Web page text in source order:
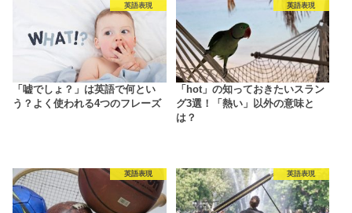
英語表現
「嘘でしょ？」は英語で何とい
う？よく使われる4つのフレーズ
英語表現
「hot」の知っておきたいスラン
グ3選！「熱い」以外の意味と
は？
英語表現 英語表現